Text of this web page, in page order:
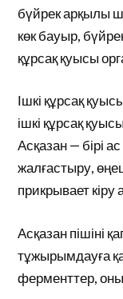
бүйрек арқылы
көк бауыр,
құрсақ қуысы
Ішкі құрсақ
ішкі құрсақ
Асқазан — бірі
жалғастыру,
прикрывает кіру
Асқазан пішіні
тұжырымдауға
ферменттер,